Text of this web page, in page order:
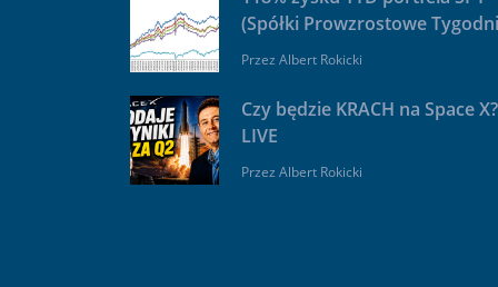
(Spółki Prowzrostowe
Przez Albert Rokicki
Czy będzie KRACH na Space X?
LIVE
Przez Albert Rokicki